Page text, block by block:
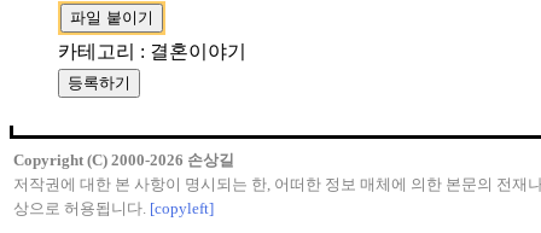
카테고리 : 결혼이야기
Copyright (C) 2000-2026 손상길
저작권에 대한 본 사항이 명시되는 한, 어떠한 정보 매체에 의한 본문의 전재
상으로 허용됩니다. [copyleft]